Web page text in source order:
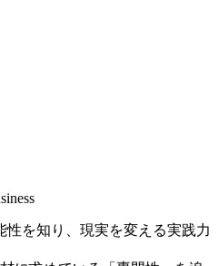
性を知り、現実を変える実践力